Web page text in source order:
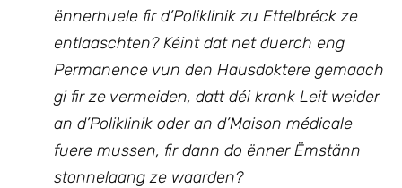
ënnerhuele fir d’Poliklinik zu Ettelbréck ze
entlaaschten? Kéint dat net duerch eng
Permanence vun den Hausdoktere gemaach
gi fir ze vermeiden, datt déi krank Leit weider
an d’Poliklinik oder an d’Maison médicale
fuere mussen, fir dann do ënner Ëmstänn
stonnelaang ze waarden?